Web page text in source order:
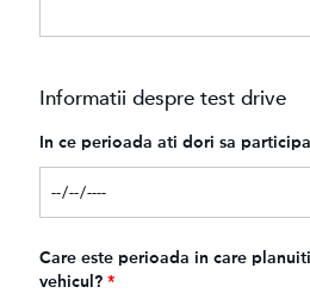
Informatii despre test drive
In ce perioada ati dori sa
Care este perioada in care
vehicul? *